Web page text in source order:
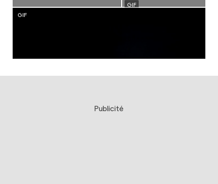
Publicité